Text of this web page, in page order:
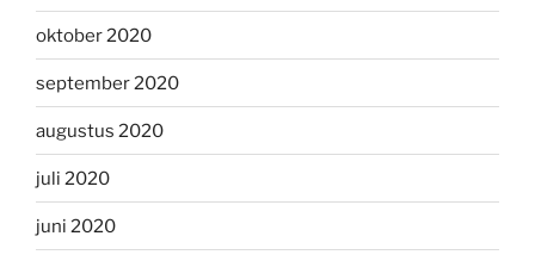
oktober 2020
september 2020
augustus 2020
juli 2020
juni 2020